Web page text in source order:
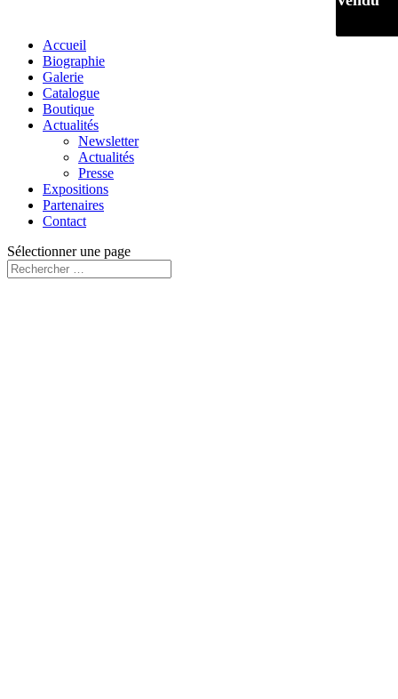
Accueil
Biographie
Galerie
Catalogue
Boutique
Actualités
Newsletter
Actualités
Presse
Expositions
Partenaires
Contact
Sélectionner une page